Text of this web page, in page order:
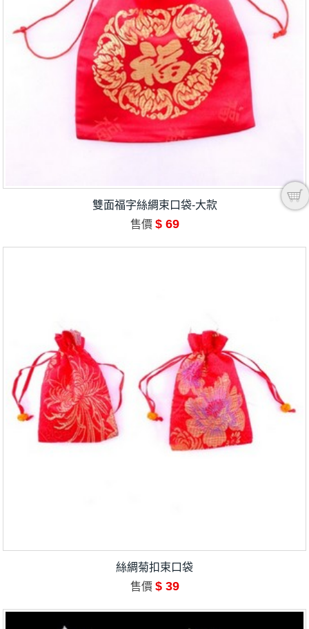
雙面福字絲綢束口袋-大款
售價 $ 69
絲綢菊扣束口袋
售價 $ 39